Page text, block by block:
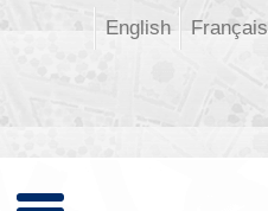
Français
English